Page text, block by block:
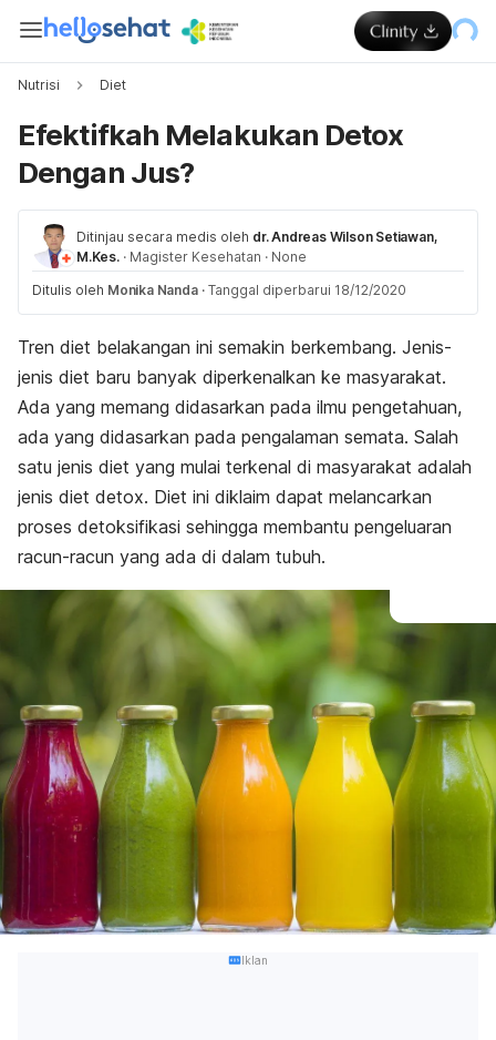
Nutrisi Diet
Efektifkah Melakukan Detox
Dengan Jus?
Ditinjau secara medis oleh dr. Andreas Wilson Setiawan,
M.Kes. · Magister Kesehatan · None
Ditulis oleh Monika Nanda · Tanggal diperbarui 18/12/2020
Tren diet belakangan ini semakin berkembang. Jenis-
jenis diet baru banyak diperkenalkan ke masyarakat.
Ada yang memang didasarkan pada ilmu pengetahuan,
ada yang didasarkan pada pengalaman semata. Salah
satu jenis diet yang mulai terkenal di masyarakat adalah
jenis diet detox. Diet ini diklaim dapat melancarkan
proses detoksifikasi sehingga membantu pengeluaran
racun-racun yang ada di dalam tubuh.
Iklan